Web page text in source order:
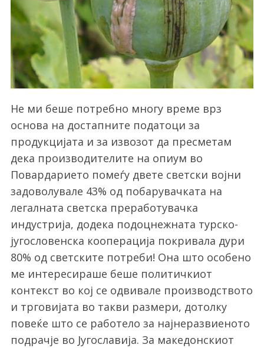
Не ми беше потребно многу време врз
основа на достапните податоци за
продукцијата и за извозот да пресметам
дека производителите на опиум во
Повардарието помеѓу двете светски војни
задоволувале 43% од побарувачката на
легалната светска преработувачка
индустрија, додека подоцнежната турско-
југословенска кооперација покривала дури
80% од светските потреби! Она што особено
ме интересираше беше политичкиот
контекст во кој се одвивале производството
и трговијата во такви размери, дотолку
повеќе што се работело за најнеразвиеното
подрачје во Југославија. За македонскиот